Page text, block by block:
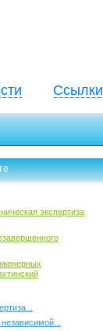
Ссылки
экспертиза